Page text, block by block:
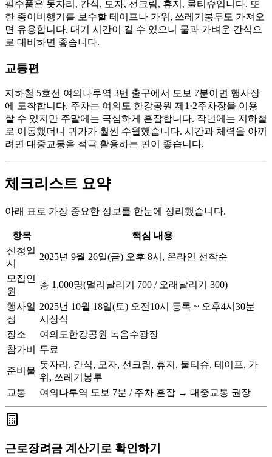
필수품은 돗자리, 간식, 모자, 선크림, 휴지, 물티슈입니다. 또
한 종이비행기를 보수할 테이프나 가위, 쓰레기봉투도 가져오
면 유용합니다. 대기 시간이 길 수 있으니 물과 가벼운 간식으
로 대비하면 좋습니다.
교통편
지하철 5호선 여의나루역 3번 출구에서 도보 7분이면 행사장
에 도착합니다. 주차는 여의도 한강공원 제1·2주차장을 이용
할 수 있지만 주말에는 극심하게 혼잡합니다. 작년에는 지하철
로 이동했더니 귀가가 훨씬 수월했습니다. 시간과 체력을 아끼
려면 대중교통을 적극 활용하는 편이 좋습니다.
체크리스트 요약
아래 표로 가장 중요한 정보를 한눈에 정리했습니다.
항목
핵심 내용
신청일
시
2025년 9월 26일(금) 오후 8시, 온라인 선착순
모집인
원
총 1,000명(멀리날리기 700 / 오래날리기 300)
행사일
정
2025년 10월 18일(토) 오전10시 등록 ~ 오후4시30분
시상식
장소
여의도한강공원 녹음수광장
참가비
무료
준비물
돗자리, 간식, 모자, 선크림, 휴지, 물티슈, 테이프, 가
위, 쓰레기봉투
교통
여의나루역 도보 7분 / 주차 혼잡 → 대중교통 권장
근로장려금 계산기로 확인하기